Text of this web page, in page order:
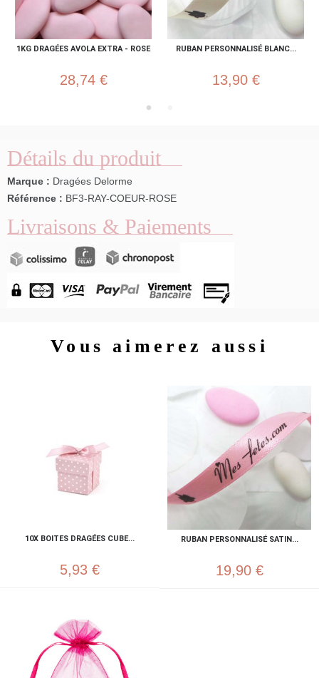
1KG DRAGÉES AVOLA EXTRA - ROSE
28,74 €
RUBAN PERSONNALISÉ BLANC...
13,90 €
Détails du produit
Marque : Dragées Delorme
Référence : BF3-RAY-COEUR-ROSE
Livraisons & Paiements
Vous aimerez aussi
10X BOITES DRAGÉES CUBE...
5,93 €
RUBAN PERSONNALISÉ SATIN...
19,90 €